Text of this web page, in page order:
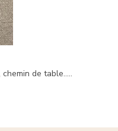
de table.....